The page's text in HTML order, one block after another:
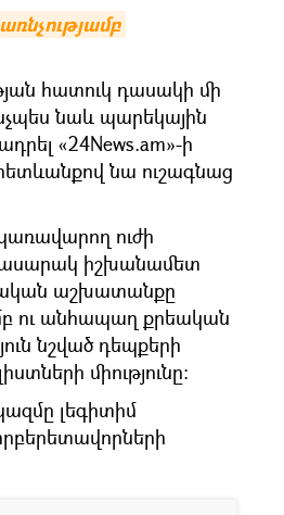
հատուկ դասակի մի
նաև պարեկային
«24News.am»-ի
նա ուշագնաց
ուժի
իշխանամետ
աշխատանքը
ու անհապաղ քրեական
նշված դեպքերի
միությունը։
լեգիտիմ